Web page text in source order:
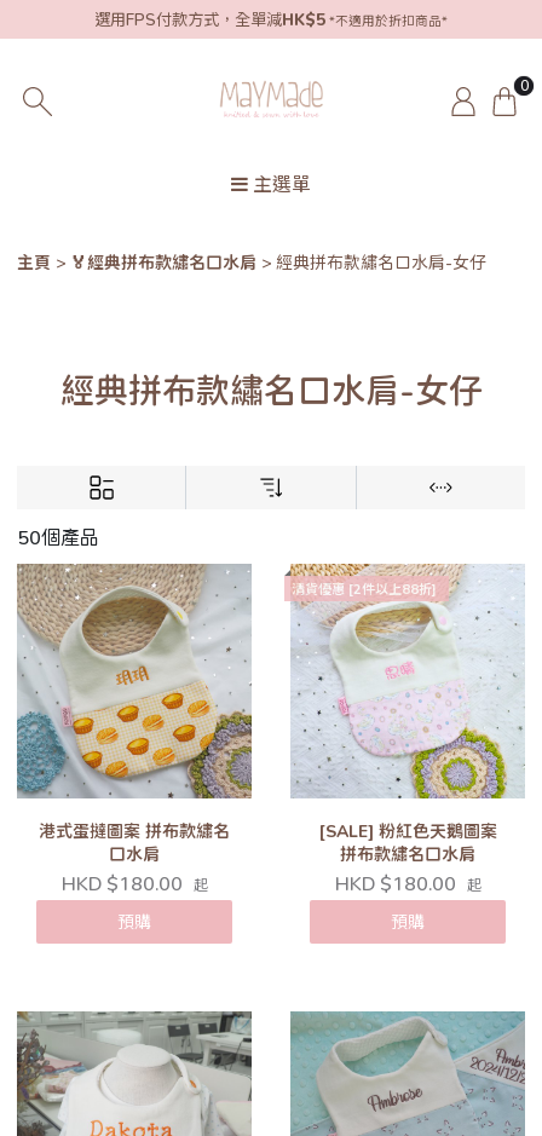
選用FPS付款方式，全單減HK$5 *不適用於折扣商品*
0
主選單
主頁 🏅經典拼布款繡名口水肩 經典拼布款繡名口水肩-女仔
經典拼布款繡名口水肩-女仔
50個產品
港式蛋撻圖案 拼布款繡名
口水肩
HKD $180.00 起
預購
清貨優惠 [2件以上88折]
[SALE] 粉紅色天鵝圖案
拼布款繡名口水肩
HKD $180.00 起
預購